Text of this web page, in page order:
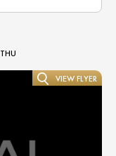
THU
VIEW FLYER